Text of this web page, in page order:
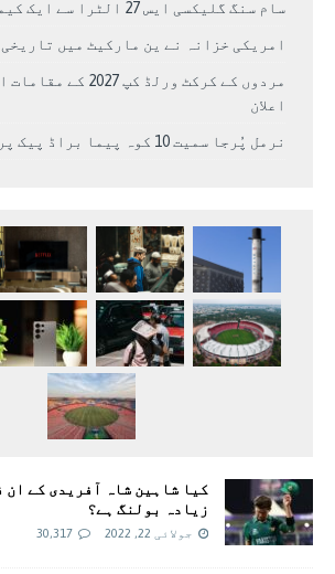
سام سنگ گلیکسی ایس 27 الٹرا سے ایک کیمرا ہٹا دے گا.
امریکی خزانہ نے ین مارکیٹ میں
مردوں کے کرکٹ ورلڈ کپ
اعلان
نرمل پُرجا سمیت 10 کوہ پیما براڈ پیک پر لاپتہ
کیا شاہین شاہ آفریدی کے ان
زیادہ بولنگ ہے؟
جولائی 22, 2022 30,317